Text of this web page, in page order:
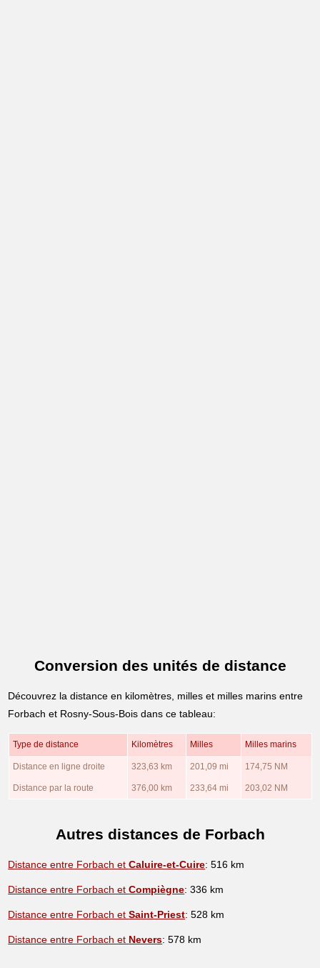
Conversion des unités de distance
Découvrez la distance en kilomètres, milles et milles marins entre
Forbach et Rosny-Sous-Bois dans ce tableau:
Type de distance Kilomètres Milles Milles marins
Distance en ligne droite 323,63 km 201,09 mi 174,75 NM
Distance par la route 376,00 km 233,64 mi 203,02 NM
Autres distances de Forbach
Distance entre Forbach etCaluire-et-Cuire: 516 km
Distance entre Forbach etCompiègne: 336 km
Distance entre Forbach etSaint-Priest: 528 km
Distance entre Forbach et Nevers: 578 km